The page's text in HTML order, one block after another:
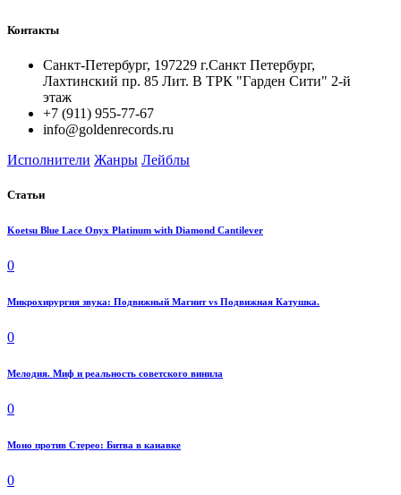
Контакты
Санкт-Петербург, 197229 г.Санкт Петербург,
Лахтинский пр. 85 Лит. B ТРК "Гарден Сити" 2-й
этаж
+7 (911) 955-77-67
info@goldenrecords.ru
Исполнители Жанры Лейблы
Статьи
Koetsu Blue Lace Onyx Platinum with Diamond Cantilever
0
Микрохирургия звука: Подвижный Магнит vs Подвижная Катушка.
0
Мелодия. Миф и реальность советского винила
0
Моно против Стерео: Битва в канавке
0